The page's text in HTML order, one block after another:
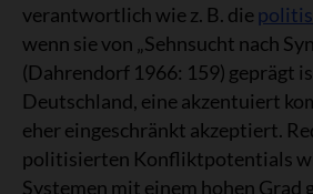
verantwortlich wie z. B. die
wenn sie von „Sehnsucht nach
(Dahrendorf 1966: 159) geprägt
Deutschland, eine akzentuiert
eher eingeschränkt akzeptiert.
politisierten Konfliktpotentials
Systemen mit einem hohen Grad